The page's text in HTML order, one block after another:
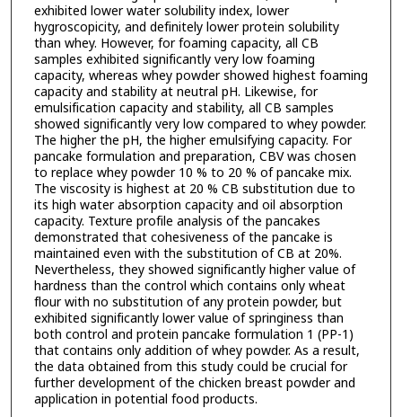
exhibited lower water solubility index, lower
hygroscopicity, and definitely lower protein solubility
than whey. However, for foaming capacity, all CB
samples exhibited significantly very low foaming
capacity, whereas whey powder showed highest foaming
capacity and stability at neutral pH. Likewise, for
emulsification capacity and stability, all CB samples
showed significantly very low compared to whey powder.
The higher the pH, the higher emulsifying capacity. For
pancake formulation and preparation, CBV was chosen
to replace whey powder 10 % to 20 % of pancake mix.
The viscosity is highest at 20 % CB substitution due to
its high water absorption capacity and oil absorption
capacity. Texture profile analysis of the pancakes
demonstrated that cohesiveness of the pancake is
maintained even with the substitution of CB at 20%.
Nevertheless, they showed significantly higher value of
hardness than the control which contains only wheat
flour with no substitution of any protein powder, but
exhibited significantly lower value of springiness than
both control and protein pancake formulation 1 (PP-1)
that contains only addition of whey powder. As a result,
the data obtained from this study could be crucial for
further development of the chicken breast powder and
application in potential food products.